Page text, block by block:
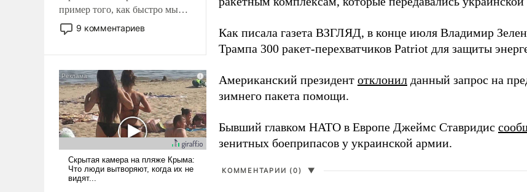
пример того, как быстро мы
двигаемся по пути
революционных изменений.
псевдонаучной фантастики,
стало всерьез обсуждаемой
идеей.
9 комментариев Как писала газета ВЗГЛЯД, в конце июля Владимир
Трампа 300 ракет-перехватчиков Patriot для защиты
Американский президент отклонил данный запрос на
зимнего пакета помощи.
Бывший главком НАТО в Европе Джеймс Ставридис
зенитных боеприпасов у украинской армии.
КОММЕНТАРИИ (0) ▼